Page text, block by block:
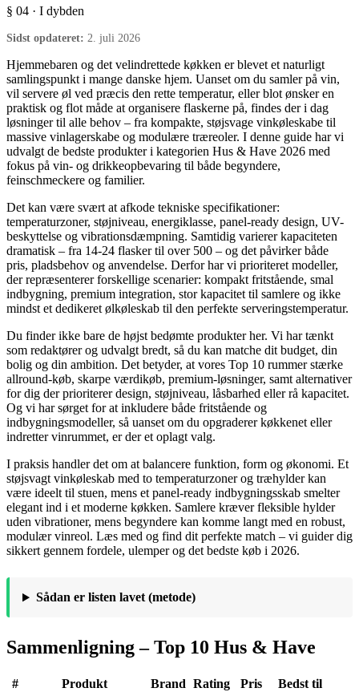
§ 04 · I dybden
Sidst opdateret: 2. juli 2026
Hjemmebaren og det velindrettede køkken er blevet et naturligt
samlingspunkt i mange danske hjem. Uanset om du samler på vin,
vil servere øl ved præcis den rette temperatur, eller blot ønsker en
praktisk og flot måde at organisere flaskerne på, findes der i dag
løsninger til alle behov – fra kompakte, støjsvage vinkøleskabe til
massive vinlagerskabe og modulære træreoler. I denne guide har vi
udvalgt de bedste produkter i kategorien Hus & Have 2026 med
fokus på vin- og drikkeopbevaring til både begyndere,
feinschmeckere og familier.
Det kan være svært at afkode tekniske specifikationer:
temperaturzoner, støjniveau, energiklasse, panel-ready design, UV-
beskyttelse og vibrationsdæmpning. Samtidig varierer kapaciteten
dramatisk – fra 14-24 flasker til over 500 – og det påvirker både
pris, pladsbehov og anvendelse. Derfor har vi prioriteret modeller,
der repræsenterer forskellige scenarier: kompakt fritstående, smal
indbygning, premium integration, stor kapacitet til samlere og ikke
mindst et dedikeret ølkøleskab til den perfekte serveringstemperatur.
Du finder ikke bare de højst bedømte produkter her. Vi har tænkt
som redaktører og udvalgt bredt, så du kan matche dit budget, din
bolig og din ambition. Det betyder, at vores Top 10 rummer stærke
allround-køb, skarpe værdikøb, premium-løsninger, samt alternativer
for dig der prioriterer design, støjniveau, låsbarhed eller rå kapacitet.
Og vi har sørget for at inkludere både fritstående og
indbygningsmodeller, så uanset om du opgraderer køkkenet eller
indretter vinrummet, er der et oplagt valg.
I praksis handler det om at balancere funktion, form og økonomi. Et
støjsvagt vinkøleskab med to temperaturzoner og træhylder kan
være ideelt til stuen, mens et panel-ready indbygningsskab smelter
elegant ind i et moderne køkken. Samlere kræver fleksible hylder
uden vibrationer, mens begyndere kan komme langt med en robust,
modulær vinreol. Læs med og find dit perfekte match – vi guider dig
sikkert gennem fordele, ulemper og det bedste køb i 2026.
Sådan er listen lavet (metode)
Sammenligning – Top 10 Hus & Have
# Produkt Brand Rating Pris Bedst til